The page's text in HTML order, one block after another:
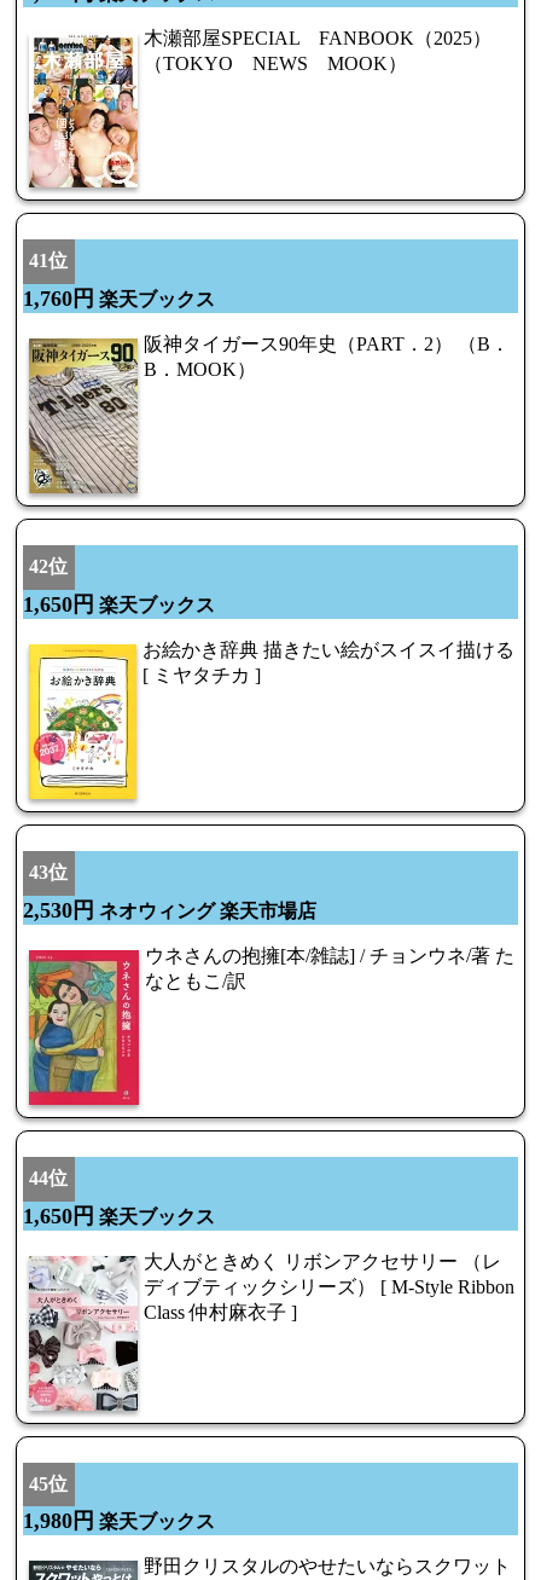
木瀬部屋SPECIAL FANBOOK（2025）
（TOKYO NEWS MOOK）
41位
1,760円 楽天ブックス
阪神タイガース90年史（PART．2） （B．
B．MOOK）
42位
1,650円 楽天ブックス
お絵かき辞典 描きたい絵がスイスイ描ける
[ ミヤタチカ ]
43位
2,530円 ネオウィング 楽天市場店
ウネさんの抱擁[本/雑誌] / チョンウネ/著 た
なともこ/訳
44位
1,650円 楽天ブックス
大人がときめく リボンアクセサリー （レ
ディブティックシリーズ） [ M-Style Ribbon
Class 仲村麻衣子 ]
45位
1,980円 楽天ブックス
野田クリスタルのやせたいならスクワット